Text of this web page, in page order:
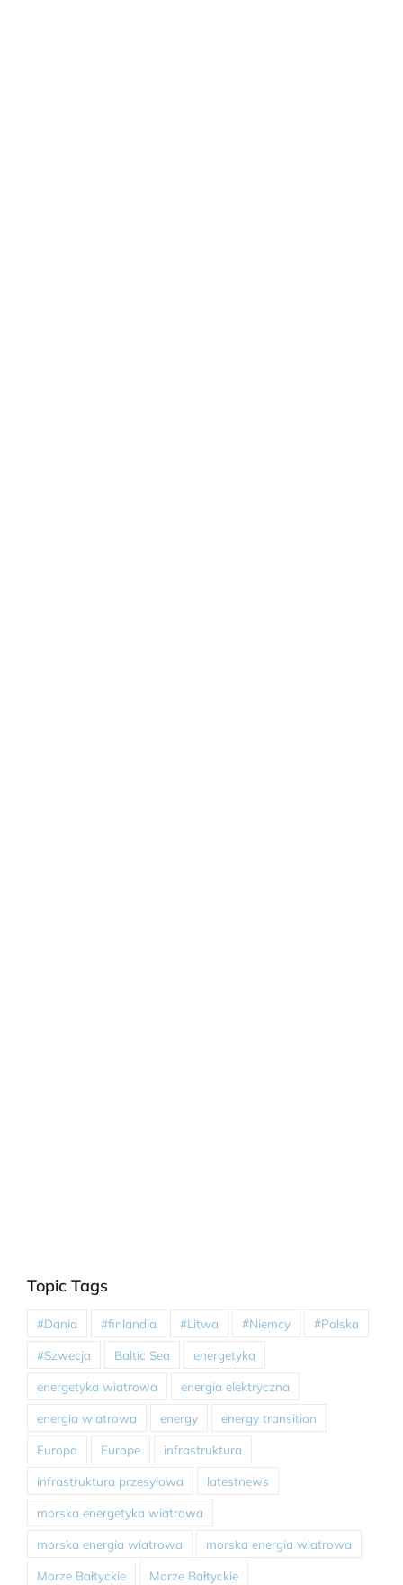
Topic Tags
#Dania #finlandia #Litwa #Niemcy #Polska
#Szwecja Baltic Sea energetyka
energetyka wiatrowa energia elektryczna
energia wiatrowa energy energy transition
Europa Europe infrastruktura
infrastruktura przesyłowa latestnews
morska energetyka wiatrowa
morska energia wiatrowa morska energia wiatrowa
Morze Bałtyckie Morze Bałtyckie